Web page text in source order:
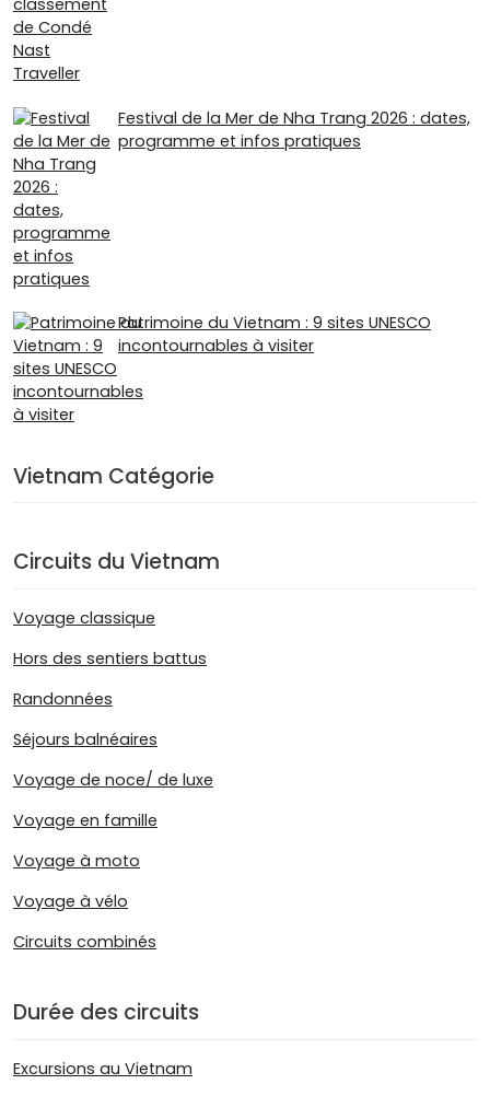
Festival de la Mer de Nha Trang 2026 : dates,
programme et infos pratiques
Patrimoine du Vietnam : 9 sites UNESCO
incontournables à visiter
Vietnam Catégorie
Circuits du Vietnam
Voyage classique
Hors des sentiers battus
Randonnées
Séjours balnéaires
Voyage de noce/ de luxe
Voyage en famille
Voyage à moto
Voyage à vélo
Circuits combinés
Durée des circuits
Excursions au Vietnam